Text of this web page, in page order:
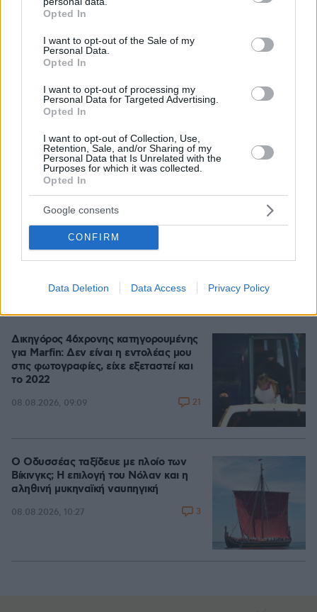
grant or deny consent to Google and its third-party tags to
use your data for below specified purposes in below Google
consent section.
Opted In
I want to opt-out of the Sale of my
Personal Data.
Opted In
I want to opt-out of processing my
Personal Data for Targeted Advertising.
Opted In
I want to opt-out of Collection, Use,
Retention, Sale, and/or Sharing of my
Personal Data that Is Unrelated with the
Purposes for which it was collected.
Opted In
Google consents
CONFIRM
Data Deletion Data Access Privacy Policy
συλλάβει και τον άφησε ελεύθερο
07.08.2026, 22:54
Η φωτογραφία του Τσιτσιπά αγκαλιά
με τη σύντροφό του στην Ελβετία και
η βραδινή έξοδός τους για φαγητό
08.08.2026, 09:14 36
Χωροταξικό για τον τουρισμό: Οι νέοι
κανόνες για επενδύσεις, Airbnb και
εκτός σχεδίου δόμηση
Δικηγόρος 46χρονης κατηγορουμένης
για Marfin: Δεν είναι η εντολέας μου
στις φωτογραφίες, είχε εξεταστεί και
το 2022
08.08.2026, 09:09 21
Ο Οδυσσέας ταξίδευε με πλοίο των
Βίκινγκς; Η επιλογή του Νόλαν και η
αληθινή μυκηναϊκή ναυπηγική
08.08.2026, 10:27 3